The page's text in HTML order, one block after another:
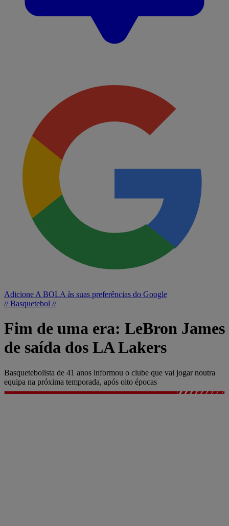
Adicione A BOLA às suas preferências do Google
// Basquetebol //
Fim de uma era: LeBron James
de saída dos LA Lakers
Basquetebolista de 41 anos informou o clube que vai jogar noutra
equipa na próxima temporada, após oito épocas